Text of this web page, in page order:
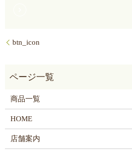
btn_icon
商品一覧
HOME
店舗案内